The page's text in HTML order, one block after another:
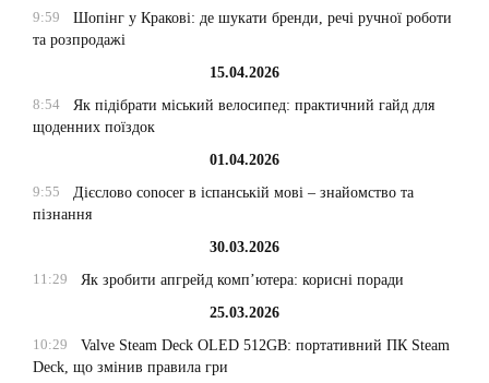
9:59
Шопінг у Кракові: де шукати бренди, речі ручної роботи
та розпродажі
15.04.2026
8:54
Як підібрати міський велосипед: практичний гайд для
щоденних поїздок
01.04.2026
9:55
Дієслово conocer в іспанській мові – знайомство та
пізнання
30.03.2026
11:29
Як зробити апгрейд комп’ютера: корисні поради
25.03.2026
10:29
Valve Steam Deck OLED 512GB: портативний ПК Steam
Deck, що змінив правила гри